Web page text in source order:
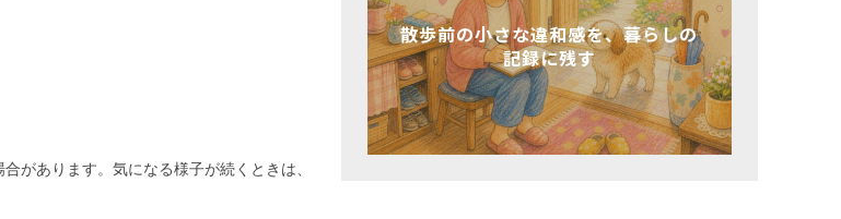
があります。気になる様子が続くときは、
散歩前の小さな違和感を、暮らしの
記録に残す